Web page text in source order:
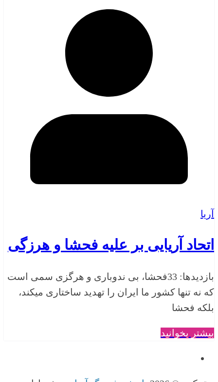
آریا
اتحاد آریایی بر علیه فحشا و هرزگی
بازدیدها: 33فحشا، بی ندوباری و هرگزی سمی است
که نه تنها کشور ما ایران را تهدید ساختاری میکند،
بلکه فحشا
بیشتر بخوانید